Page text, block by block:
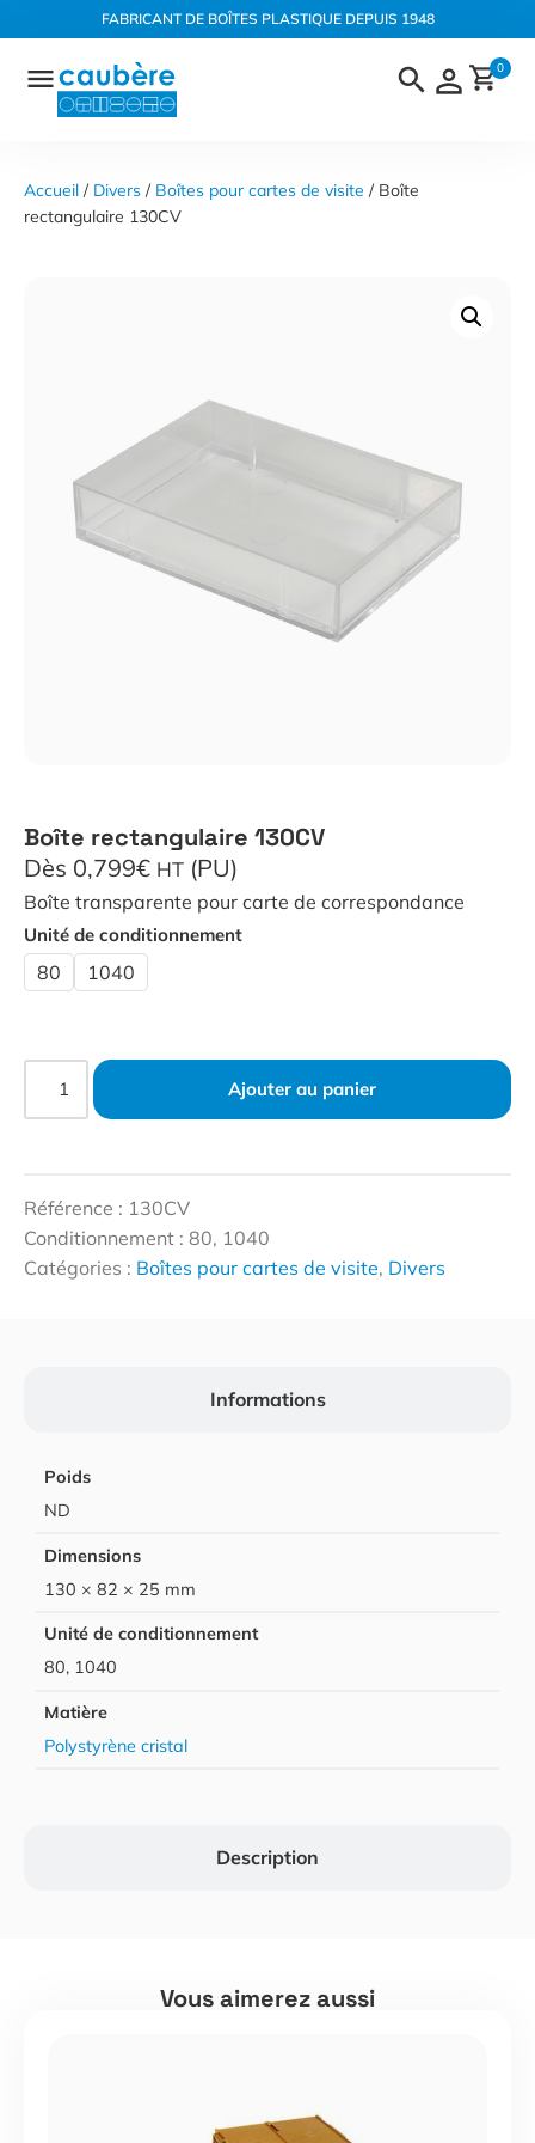
Panneau de gestion des cookies
au
contenu
FABRICANT DE BOÎTES PLASTIQUE DEPUIS 1948
0
Accueil / Divers / Boîtes pour cartes de visite / Boîte
rectangulaire 130CV
Boîte rectangulaire 130CV
Dès 0,799€ HT (PU)
Boîte transparente pour carte de correspondance
Unité de conditionnement
80 1040
Ajouter au panier
Référence : 130CV
Conditionnement : 80, 1040
Catégories : Boîtes pour cartes de visite, Divers
Informations
Description
Poids
ND
Dimensions
130 × 82 × 25 mm
Unité de conditionnement
80, 1040
Matière
Polystyrène cristal
Vous aimerez aussi